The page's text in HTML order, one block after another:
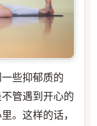
些抑郁质的
管遇到开心的
。这样的话，